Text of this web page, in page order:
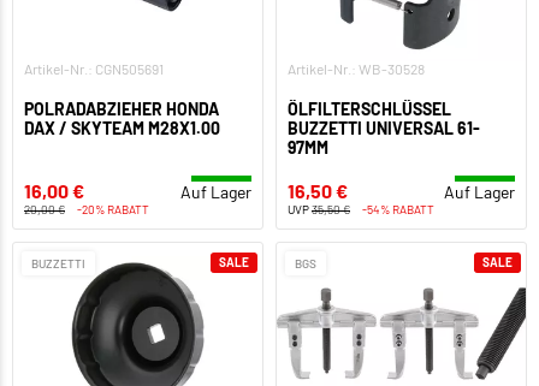
Artikel-Nr.: CGN505691
POLRADABZIEHER HONDA
DAX / SKYTEAM M28X1.00
16,00 € Auf Lager
20,00 € -20% RABATT
Artikel-Nr.: WB-30528
ÖLFILTERSCHLÜSSEL
BUZZETTI UNIVERSAL 61-
97MM
16,50 € Auf Lager
UVP35,50 € -54% RABATT
BUZZETTI SALE BGS SALE